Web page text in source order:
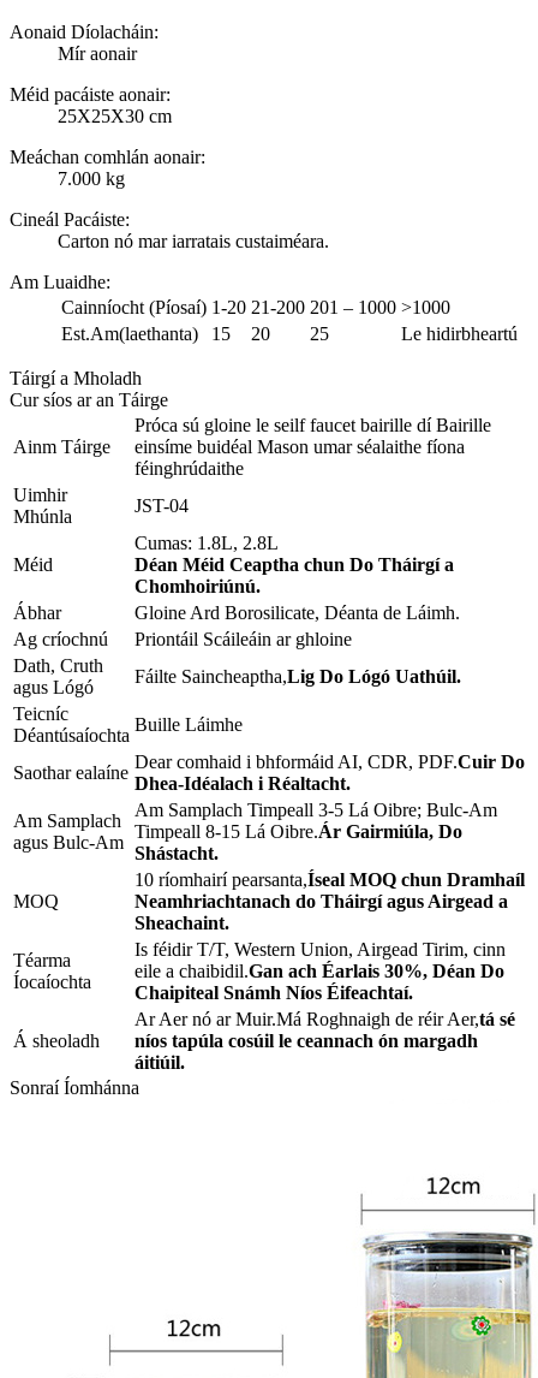
Aonaid Díolacháin:
Mír aonair
Méid pacáiste aonair:
25X25X30 cm
Meáchan comhlán aonair:
7.000 kg
Cineál Pacáiste:
Carton nó mar iarratais custaiméara.
Am Luaidhe:
Cainníocht (Píosaí) 1-20 21-200 201 – 1000 >1000
Est.Am(laethanta)
15 20 25 Le hidirbheartú
Táirgí a Mholadh
Cur síos ar an Táirge
Ainm Táirge
Próca sú gloine le seilf faucet bairille dí Bairille
einsíme buidéal Mason umar séalaithe fíona
féinghrúdaithe
Uimhir
Mhúnla
JST-04
Méid
Cumas: 1.8L, 2.8L
Déan Méid Ceaptha chun Do Tháirgí a
Chomhoiriúnú.
Ábhar
Gloine Ard Borosilicate, Déanta de Láimh.
Ag críochnú
Priontáil Scáileáin ar ghloine
Dath, Cruth
agus Lógó
Fáilte Saincheaptha,Lig Do Lógó Uathúil.
Teicníc
Déantúsaíochta
Buille Láimhe
Saothar ealaíne
Dear comhaid i bhformáid AI, CDR, PDF.Cuir Do
Dhea-Idéalach i Réaltacht.
Am Samplach
agus Bulc-Am
Am Samplach Timpeall 3-5 Lá Oibre; Bulc-Am
Timpeall 8-15 Lá Oibre.Ár Gairmiúla, Do
Shástacht.
MOQ
10 ríomhairí pearsanta,Íseal MOQ chun Dramhaíl
Neamhriachtanach do Tháirgí agus Airgead a
Sheachaint.
Téarma
Íocaíochta
Is féidir T/T, Western Union, Airgead Tirim, cinn
eile a chaibidil.Gan ach Éarlais 30%, Déan Do
Chaipiteal Snámh Níos Éifeachtaí.
Á sheoladh
Ar Aer nó ar Muir.Má Roghnaigh de réir Aer,tá sé
níos tapúla cosúil le ceannach ón margadh
áitiúil.
Sonraí Íomhánna